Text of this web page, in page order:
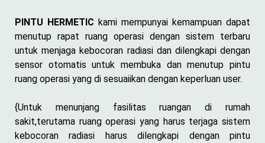
PINTU HERMETIC kami mempunyai kemampuan dapat
menutup rapat ruang operasi dengan sistem terbaru
untuk menjaga kebocoran radiasi dan dilengkapi dengan
sensor otomatis untuk membuka dan menutup pintu
ruang operasi yang di sesuaiikan dengan keperluan user.
{Untuk menunjang fasilitas ruangan di rumah
sakit,terutama ruang operasi yang harus terjaga sistem
kebocoran radiasi harus dilengkapi dengan pintu